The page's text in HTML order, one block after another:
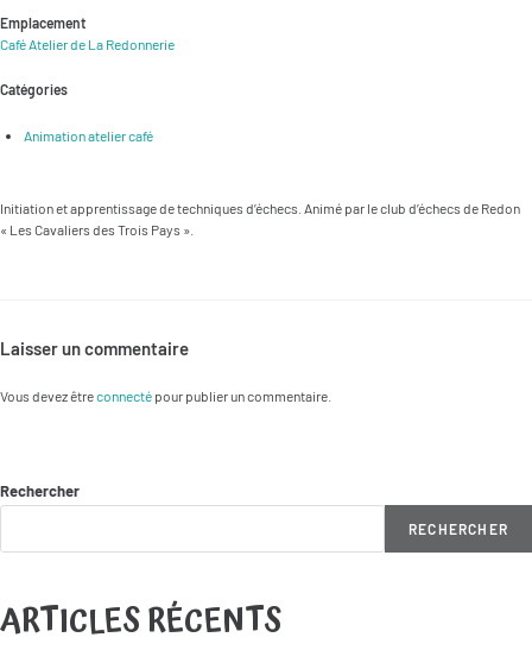
Emplacement
Café Atelier de La Redonnerie
Catégories
Animation atelier café
Initiation et apprentissage de techniques d’échecs. Animé par le club d’échecs de Redon
« Les Cavaliers des Trois Pays ».
Laisser un commentaire
Vous devez êtreconnecté pour publier un commentaire.
Rechercher
RECHERCHER
ARTICLES RÉCENTS